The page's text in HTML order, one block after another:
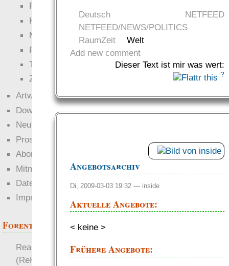
Deutsch
NETFEED
NETFEED/NEWS/POLITICS
RaumZeit
Welt
Add new comment
Dieser Text ist mir was wert:
?
Angebotsarchiv
Di, 2009-03-03 19:32 — inside
Aktuelle Angebote:
< keine >
Frühere Angebote:
Freihändler
Hinter der Welt
Magie
RaumZeit
Technophob
Zettel-RPG
Artwork
Downloads
Neuigkeiten
Prosa
Abonnieren
Mitmachen
Datenschutz
Impressum
Forenthemen
Realistische Kämpfe
(ReKa)